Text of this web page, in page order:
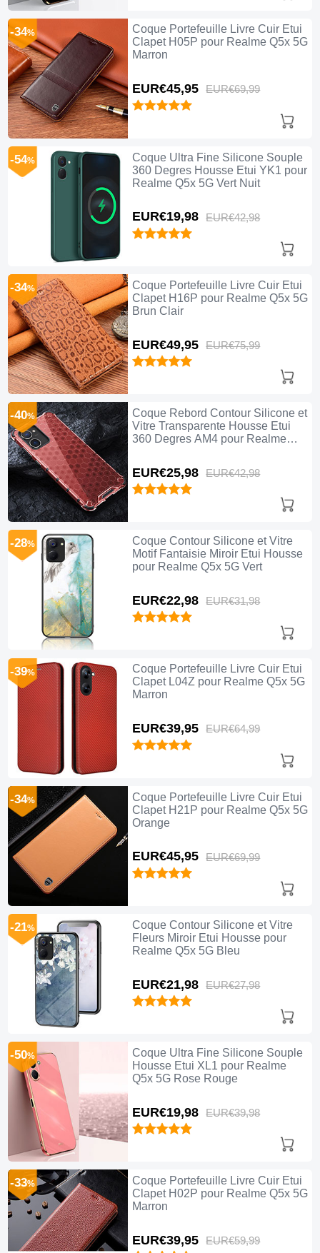
Coque Portefeuille Livre Cuir Etui
Clapet H05P pour Realme Q5x 5G
Marron
EUR€45,95 EUR€69,99
-34%
Coque Ultra Fine Silicone Souple
360 Degres Housse Etui YK1 pour
Realme Q5x 5G Vert Nuit
EUR€19,98 EUR€42,98
-54%
Coque Portefeuille Livre Cuir Etui
Clapet H16P pour Realme Q5x 5G
Brun Clair
EUR€49,95 EUR€75,99
-34%
Coque Rebord Contour Silicone et
Vitre Transparente Housse Etui
360 Degres AM4 pour Realme
EUR€25,98 EUR€42,98
-40%
Coque Contour Silicone et Vitre
Motif Fantaisie Miroir Etui Housse
pour Realme Q5x 5G Vert
EUR€22,98 EUR€31,98
-28%
Coque Portefeuille Livre Cuir Etui
Clapet L04Z pour Realme Q5x 5G
Marron
EUR€39,95 EUR€64,99
-39%
Coque Portefeuille Livre Cuir Etui
Clapet H21P pour Realme Q5x 5G
Orange
EUR€45,95 EUR€69,99
-34%
Coque Contour Silicone et Vitre
Fleurs Miroir Etui Housse pour
Realme Q5x 5G Bleu
EUR€21,98 EUR€27,98
-21%
Coque Ultra Fine Silicone Souple
Housse Etui XL1 pour Realme
Q5x 5G Rose Rouge
EUR€19,98 EUR€39,98
-50%
Coque Portefeuille Livre Cuir Etui
Clapet H02P pour Realme Q5x 5G
Marron
EUR€39,95 EUR€59,99
-33%